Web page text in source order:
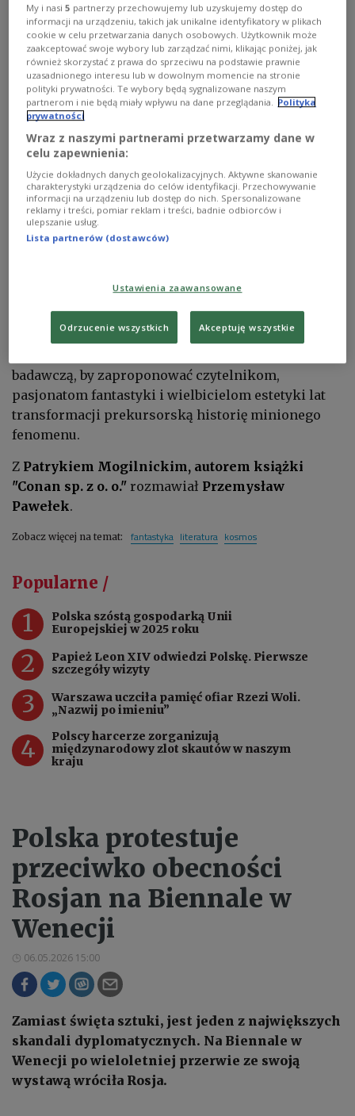
"Conan i Sp. z o. o."
Realistycznie krwawe, zapełnione potworami,
wojownikami i statkami kosmicznymi okładki
miały swój udział w sukcesie bestsellerowych
powieści, które wypełniały na przełomie lat 80. i
90. dziesiątki tysięcy polskich biblioteczek.
Przetrwały do dziś jako pojedyncze obiekty, nie
własnej opowieści.
Kolekcjonujący te wydania Patryk Mogilnicki
badawczą, by zaproponować czytelnikom,
pasjonatom fantastyki i wielbicielom estetyki lat
transformacji prekursorską historię minionego
fenomenu.
Z Patrykiem Mogilnickim, autorem książki
"Conan sp. z o. o." rozmawiał Przemysław
Pawełek.
Zobacz więcej na temat: fantastyka literatura kosmos
Popularne /
1
Polska szóstą gospodarką Unii
Europejskiej w 2025 roku
2
Papież Leon XIV odwiedzi Polskę. Pierwsze
szczegóły wizyty
3
Warszawa uczciła pamięć ofiar Rzezi Woli.
„Nazwij po imieniu”
4
Polscy harcerze zorganizują
międzynarodowy zlot skautów w naszym
kraju
Polska protestuje
przeciwko obecności
Rosjan na Biennale w
Wenecji
06.05.2026 15:00
Zamiast święta sztuki, jest jeden z największych
skandali dyplomatycznych. Na Biennale w
Wenecji po wieloletniej przerwie ze swoją
wystawą wróciła Rosja.
My i nasi5 partnerzy przechowujemy lub uzyskujemy dostęp do
informacji na urządzeniu, takich jak unikalne identyfikatory w plikach
cookie w celu przetwarzania danych osobowych. Użytkownik może
zaakceptować swoje wybory lub zarządzać nimi, klikając poniżej, jak
również skorzystać z prawa do sprzeciwu na podstawie prawnie
uzasadnionego interesu lub w dowolnym momencie na stronie
polityki prywatności. Te wybory będą sygnalizowane naszym
partnerom i nie będą miały wpływu na dane przeglądania.
Polityka
prywatności
Wraz z naszymi partnerami przetwarzamy dane w
celu zapewnienia:
Użycie dokładnych danych geolokalizacyjnych. Aktywne skanowanie
charakterystyki urządzenia do celów identyfikacji. Przechowywanie
informacji na urządzeniu lub dostęp do nich. Spersonalizowane
reklamy i treści, pomiar reklam i treści, badnie odbiorców i
ulepszanie usług.
Lista partnerów (dostawców)
Ustawienia zaawansowane
Odrzucenie wszystkich Akceptuję wszystkie